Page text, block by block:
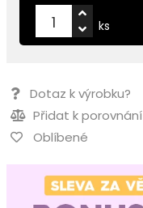
ks
Dotaz k výrobku?
Přidat k porovnání
Oblíbené